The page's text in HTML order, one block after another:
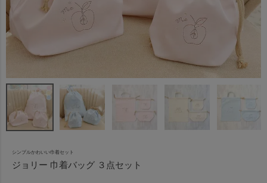
シンプルかわいい巾着セット
ジョリー 巾着バッグ ３点セット